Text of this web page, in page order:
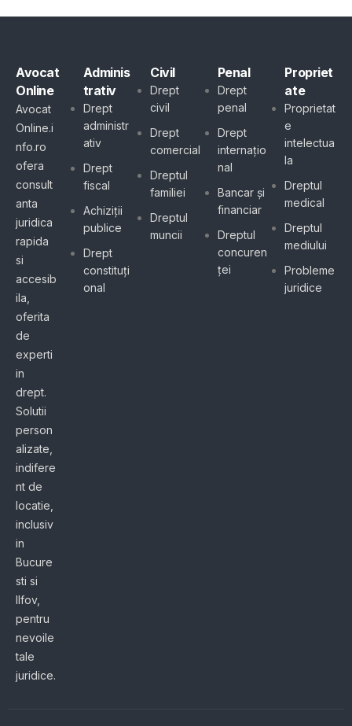
Avocat
Online
Avocat
Online.i
nfo.ro
ofera
consult
anta
juridica
rapida
si
accesib
ila,
oferita
de
experti
in
drept.
Solutii
person
alizate,
indifere
nt de
locatie,
inclusiv
in
Bucure
sti si
Ilfov,
pentru
nevoile
tale
juridice.
Adminis
trativ
Drept
administr
ativ
Drept
fiscal
Achiziții
publice
Drept
constituți
onal
Civil
Drept
civil
Drept
comercial
Dreptul
familiei
Dreptul
muncii
Penal
Drept
penal
Drept
internațio
nal
Bancar și
financiar
Dreptul
concuren
ței
Propriet
ate
Proprietat
e
intelectua
la
Dreptul
medical
Dreptul
mediului
Probleme
juridice